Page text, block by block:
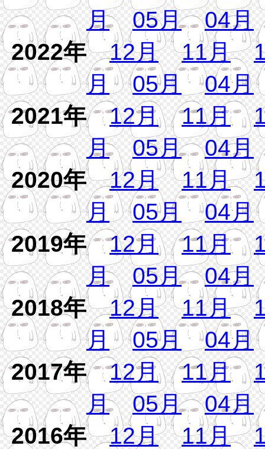
月
05月
04月
2022年12月 11月
月
05月
04月
2021年12月 11月
月
05月
04月
2020年12月 11月
月
05月
04月
2019年12月 11月
月
05月
04月
2018年12月 11月
月
05月
04月
2017年12月 11月
月
05月
04月
2016年12月 11月